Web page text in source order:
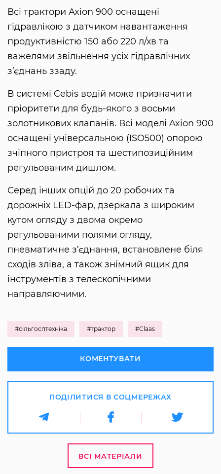
Всі трактори Axion 900 оснащені
гідравлікою з датчиком навантаження
продуктивністю 150 або 220 л/хв та
важелями звільнення усіх гідравлічних
з’єднань ззаду.
В системі Cebis водій може призначити
пріоритети для будь-якого з восьми
золотникових клапанів. Всі моделі Axion 900
оснащені універсальною (ISO500) опорою
зчіпного пристроя та шестипозиційним
регульованим дишлом.
Серед інших опцій до 20 робочих та
дорожніх LED-фар, дзеркала з широким
кутом огляду з двома окремо
регульованими полями огляду,
пневматичне з’єднання, встановлене біля
сходів зліва, а також знімний ящик для
інструментів з телескопічними
направляючими.
#сільгосптехніка #трактор #Claas
КОМЕНТУВАТИ
ПОДІЛИТИСЯ В СОЦМЕРЕЖАХ
ВСІ МАТЕРІАЛИ